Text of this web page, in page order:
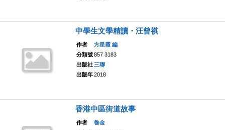
中學生文學精讀・汪曾祺
作者
方星霞 編
分類號857 3183
出版社 三聯
出版年2018
香港中區街道故事
作者
魯金